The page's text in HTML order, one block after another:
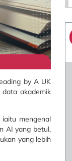
by A UK
data akademik
mengenal
AI yang betul,
yang lebih